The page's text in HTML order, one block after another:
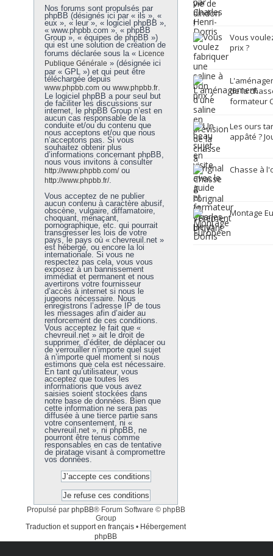
Nos forums sont propulsés par
phpBB (désignés ici par « ils », «
eux », « leur », « logiciel phpBB »,
« www.phpbb.com », « phpBB
Group », « équipes de phpBB »)
qui est une solution de création de
forums déclarée sous la « Licence
Publique Générale » (désignée ici
par « GPL ») et qui peut être
téléchargée depuis
www.phpbb.com ou www.phpbb.fr.
Le logiciel phpBB a pour seul but
de faciliter les discussions sur
internet, le phpBB Group n’est en
aucun cas responsable de la
conduite et/ou du contenu que
nous acceptons et/ou que nous
n’acceptons pas. Si vous
souhaitez obtenir plus
d’informations concernant phpBB,
nous vous invitons à consulter
http://www.phpbb.com/ou
http://www.phpbb.fr/.
Vous acceptez de ne publier
aucun contenu à caractère abusif,
obscène, vulgaire, diffamatoire,
choquant, menaçant,
pornographique, etc. qui pourrait
transgresser les lois de votre
pays, le pays où « chevreuil.net »
est hébergé, ou encore la loi
internationale. Si vous ne
respectez pas cela, vous vous
exposez à un bannissement
immédiat et permanent et nous
avertirons votre fournisseur
d’accès à internet si nous le
jugeons nécessaire. Nous
enregistrons l’adresse IP de tous
les messages afin d’aider au
renforcement de ces conditions.
Vous acceptez le fait que «
chevreuil.net » ait le droit de
supprimer, d’éditer, de déplacer ou
de verrouiller n’importe quel sujet
à n’importe quel moment si nous
estimons que cela est nécessaire.
En tant qu’utilisateur, vous
acceptez que toutes les
informations que vous avez
saisies soient stockées dans
notre base de données. Bien que
cette information ne sera pas
diffusée à une tierce partie sans
votre consentement, ni «
chevreuil.net », ni phpBB, ne
pourront être tenus comme
responsables en cas de tentative
de piratage visant à compromettre
vos données.
Propulsé par phpBB® Forum Software © phpBB
Group
Traduction et support en français • Hébergement
phpBB
Vous
prix ?
de la
formateur
Les ours
appâté ?
Chasse à
Montage